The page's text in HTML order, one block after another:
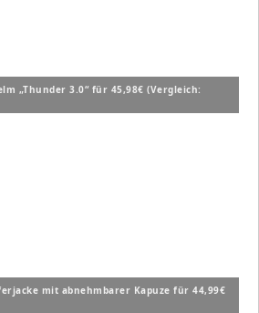
„Thunder 3.0“ für 45,98€ (Vergleich:
mit abnehmbarer Kapuze für 44,99€